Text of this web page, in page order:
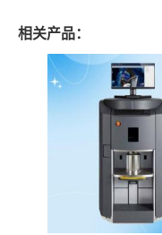
相关产品：